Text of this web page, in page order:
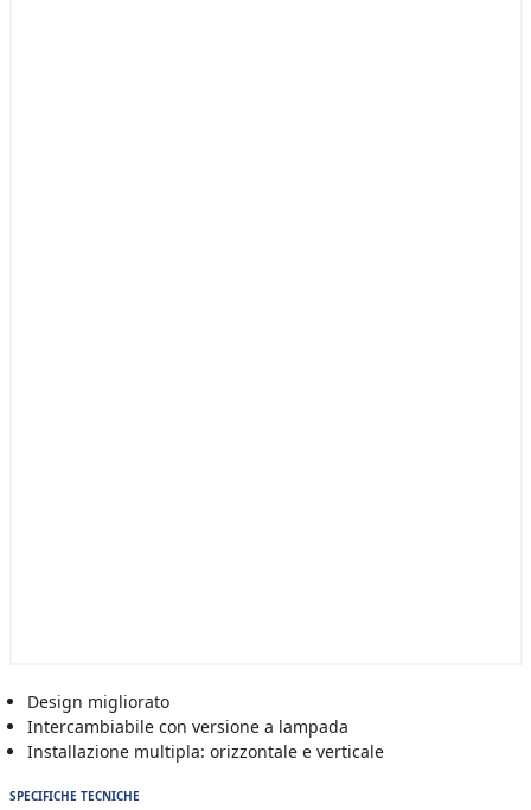
Design migliorato
Intercambiabile con versione a lampada
Installazione multipla: orizzontale e verticale
SPECIFICHE TECNICHE